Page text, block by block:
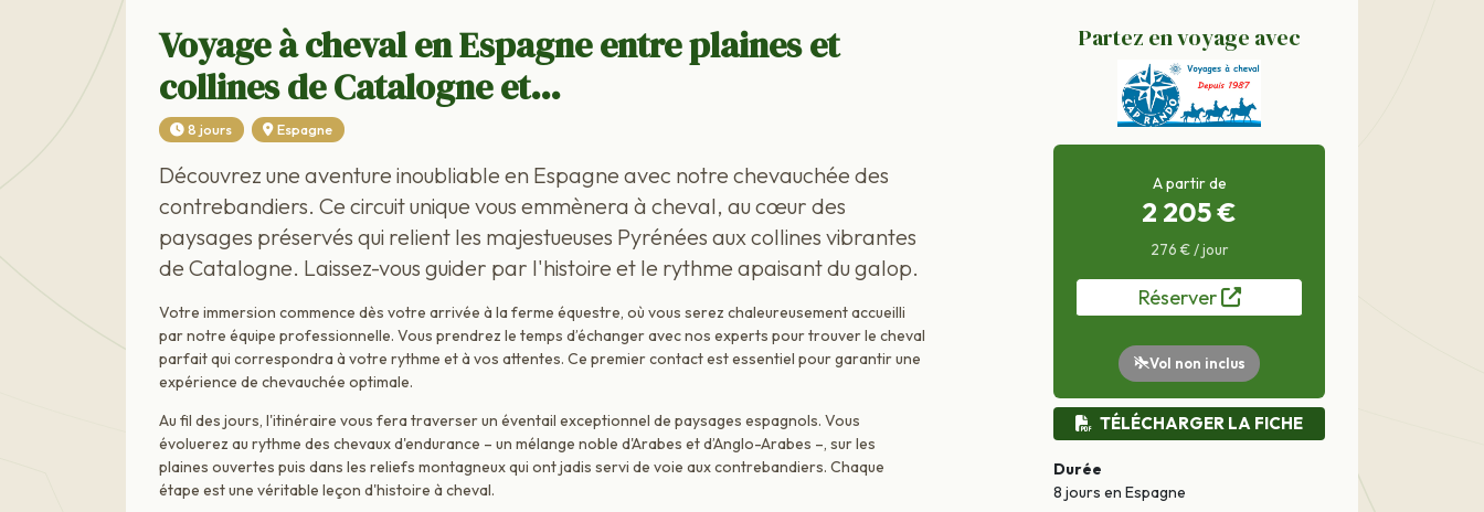
Voyage à cheval en Espagne entre plaines et
collines de Catalogne et…
8 jours Espagne
Découvrez une aventure inoubliable en Espagne avec notre chevauchée des
contrebandiers. Ce circuit unique vous emmènera à cheval, au cœur des
paysages préservés qui relient les majestueuses Pyrénées aux collines vibrantes
de Catalogne. Laissez-vous guider par l'histoire et le rythme apaisant du galop.
Votre immersion commence dès votre arrivée à la ferme équestre, où vous serez chaleureusement accueilli
par notre équipe professionnelle. Vous prendrez le temps d’échanger avec nos experts pour trouver le cheval
parfait qui correspondra à votre rythme et à vos attentes. Ce premier contact est essentiel pour garantir une
expérience de chevauchée optimale.
Au fil des jours, l'itinéraire vous fera traverser un éventail exceptionnel de paysages espagnols. Vous
évoluerez au rythme des chevaux d'endurance – un mélange noble d'Arabes et d’Anglo-Arabes –, sur les
plaines ouvertes puis dans les reliefs montagneux qui ont jadis servi de voie aux contrebandiers. Chaque
étape est une véritable leçon d'histoire à cheval.
Partez en voyage avec
A partir de
2 205 €
276 € / jour
Réserver
Vol non inclus
TÉLÉCHARGER LA FICHE
Durée
8 jours en Espagne